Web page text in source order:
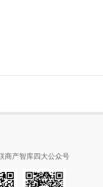
商产智库四大公众号